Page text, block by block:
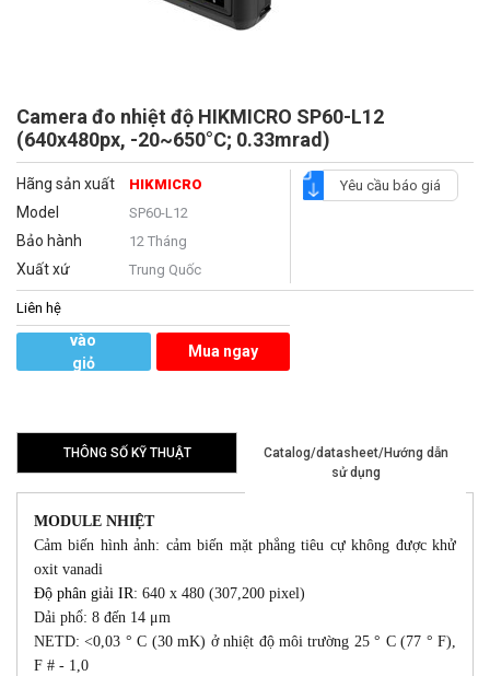
Camera đo nhiệt độ HIKMICRO SP60-L12
(640x480px, -20~650°C; 0.33mrad)
Hãng sản xuất HIKMICRO
Model SP60-L12
Bảo hành 12 Tháng
Xuất xứ Trung Quốc
Yêu cầu báo giá
Liên hệ
vào
giỏ
Mua ngay
THÔNG SỐ KỸ THUẬT
Catalog/datasheet/Hướng dẫn
sử dụng
MODULE NHIỆT
Cảm biến hình ảnh: cảm biến mặt phẳng tiêu cự không được khử
oxit vanadi
Độ phân giải IR: 640 x 480 (307,200 pixel)
Dải phổ: 8 đến 14 μm
NETD: <0,03 ° C (30 mK) ở nhiệt độ môi trường 25 ° C (77 ° F),
F # - 1,0